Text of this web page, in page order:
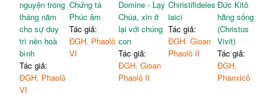
nguyện trong
tháng năm
cho sự duy
trì nền hoà
bình
Tác giả:
ĐGH. Phaolô
VI
Chứng tá
Phúc âm
Tác giả:
ĐGH. Phaolô
VI
Domine - Lạy
Chúa, xin ở
lại với chúng
con
Tác giả:
ĐGH. Gioan
Phaolô II
Chiristifideles
laici
Tác giả:
ĐGH. Gioan
Phaolô II
Đức Kitô
hằng sống
(Christus
Vivit)
Tác giả:
ĐGH.
Phanxicô